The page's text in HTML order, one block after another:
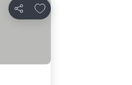
공유
즐겨찾기에 추가